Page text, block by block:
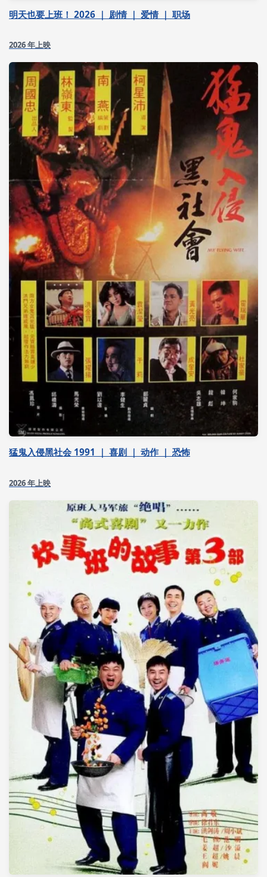
明天也要上班！ 2026 ｜ 剧情 ｜ 爱情 ｜ 职场
2026 年上映
猛鬼入侵黑社会 1991 ｜ 喜剧 ｜ 动作 ｜ 恐怖
2026 年上映